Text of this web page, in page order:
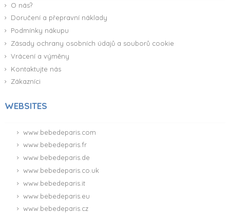
O nás?
Doručení a přepravní náklady
Podmínky nákupu
Zásady ochrany osobních údajů a souborů cookie
Vrácení a výměny
Kontaktujte nás
Zákazníci
WEBSITES
www.bebedeparis.com
www.bebedeparis.fr
www.bebedeparis.de
www.bebedeparis.co.uk
www.bebedeparis.it
www.bebedeparis.eu
www.bebedeparis.cz